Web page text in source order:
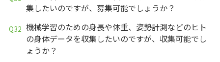
集したいのですが、募集可能でしょうか？
機械学習のための身長や体重、姿勢計測などのヒト
の身体データを収集したいのですが、収集可能でし
ょうか？